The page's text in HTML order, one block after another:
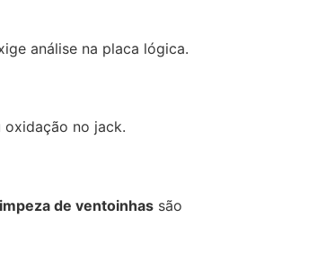
análise na placa lógica.
no jack.
de ventoinhas são